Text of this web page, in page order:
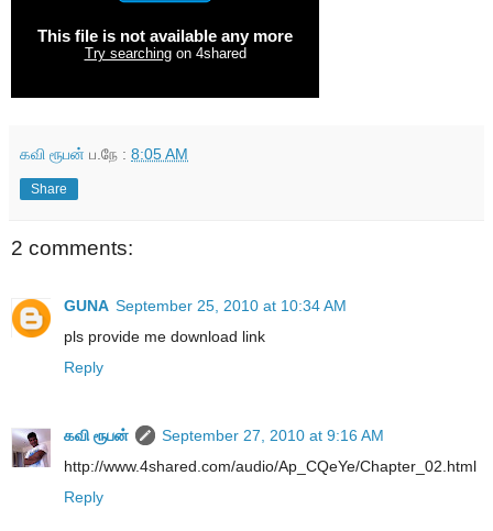
கவி ரூபன் ப.நே : 8:05 AM
Share
2 comments:
GUNA September 25, 2010 at 10:34 AM
pls provide me download link
Reply
கவி ரூபன்
September 27, 2010 at 9:16 AM
http://www.4shared.com/audio/Ap_CQeYe/Chapter_02.html
Reply